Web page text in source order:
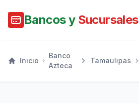
Bancos y Sucursales
Inicio
Banco
Azteca
Tamaulipas